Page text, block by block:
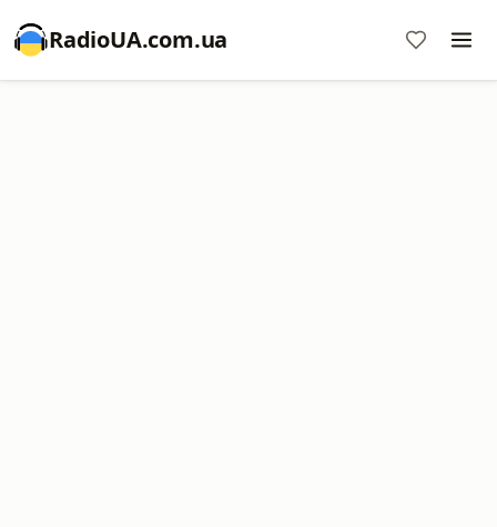
RadioUA.com.ua